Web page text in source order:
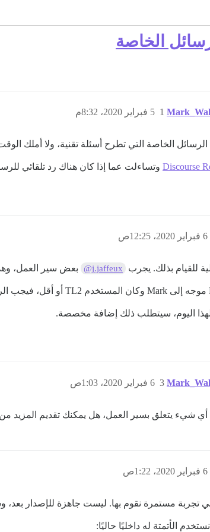
الخاصة
5 فبراير 2020، 8:32م 1
الرسائل الخاصة التي تطرح أسئلة تقنية، ولا أملك
Discourse وتساءلت عما إذا كان هناك رد تلقائي
6 فبراير 2020، 12:25ص
للقيام بذلك. يجرب @j.jaffeux بعض سير العمل،
اليوم، سيتطلب ذلك إضافة مخصصة.
6 فبراير 2020، 1:03ص 3
أي شيء يتعلق بسير العمل، هل يمكنك تقديم المزيد
6 فبراير 2020، 1:22ص
هي تجربة مستمرة نقوم بها. ليست جاهزة للإصدار
الأتمتة له داخليًا حاليًا: